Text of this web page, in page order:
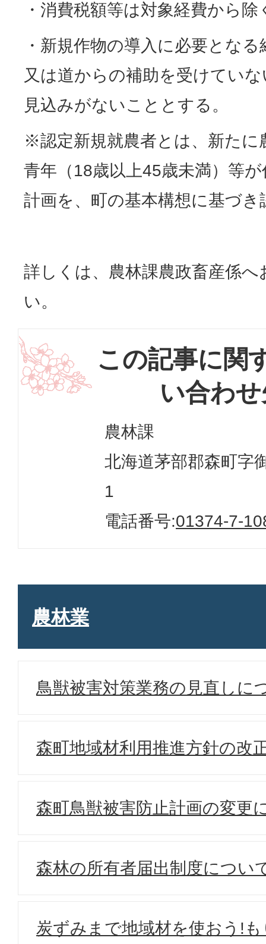
・消費税額等は対象経費から
・新規作物の導入に必要とな
又は道からの補助を受けてい
見込みがないこととする。
※認定新規就農者とは、新たに
青年（18歳以上45歳未満）等
計画を、町の基本構想に基づ
詳しくは、農林課農政畜産係
い。
この記事に関
い合わ
農林課
北海道茅部郡森町字
1
電話番号:01374-7-
農林業
鳥獣被害対策業務の見直しに
森町地域材利用推進方針の改
森町鳥獣被害防止計画の変更
森林の所有者届出制度につい
炭ずみまで地域材を使おう!